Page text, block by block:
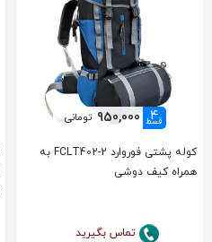
4
قسط 950,000 تومانی
کوله پشتی فوروارد FCLT402-2 به
همراه کیف دوشی
تماس بگیرید